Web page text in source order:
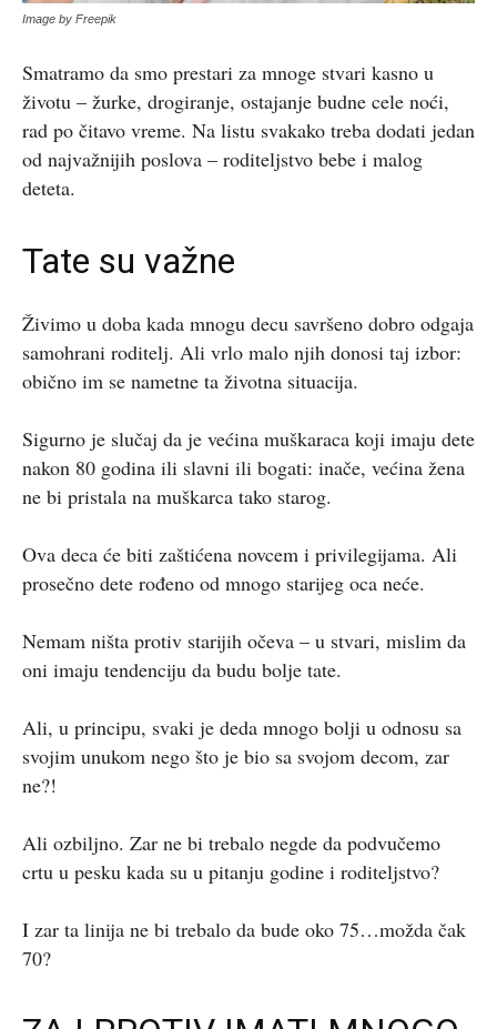
Image by Freepik
Smatramo da smo prestari za mnoge stvari kasno u
životu – žurke, drogiranje, ostajanje budne cele noći,
rad po čitavo vreme. Na listu svakako treba dodati jedan
od najvažnijih poslova – roditeljstvo bebe i malog
deteta.
Tate su važne
Živimo u doba kada mnogu decu savršeno dobro odgaja
samohrani roditelj. Ali vrlo malo njih donosi taj izbor:
obično im se nametne ta životna situacija.
Sigurno je slučaj da je većina muškaraca koji imaju dete
nakon 80 godina ili slavni ili bogati: inače, većina žena
ne bi pristala na muškarca tako starog.
Ova deca će biti zaštićena novcem i privilegijama. Ali
prosečno dete rođeno od mnogo starijeg oca neće.
Nemam ništa protiv starijih očeva – u stvari, mislim da
oni imaju tendenciju da budu bolje tate.
Ali, u principu, svaki je deda mnogo bolji u odnosu sa
svojim unukom nego što je bio sa svojom decom, zar
ne?!
Ali ozbiljno. Zar ne bi trebalo negde da podvučemo
crtu u pesku kada su u pitanju godine i roditeljstvo?
I zar ta linija ne bi trebalo da bude oko 75…možda čak
70?